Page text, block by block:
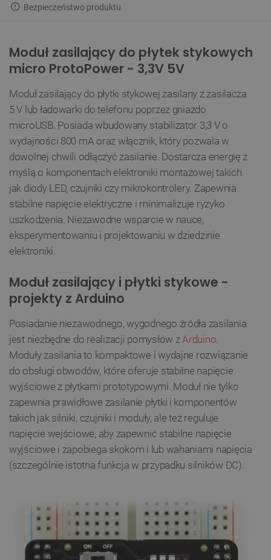
Bezpieczeństwo produktu
Moduł zasilający do płytek stykowych
micro ProtoPower - 3,3V 5V
Moduł zasilający do płytki stykowej zasilany z zasilacza
5 V lub ładowarki do telefonu poprzez gniazdo
microUSB. Posiada wbudowany stabilizator 3,3 V o
wydajności 800 mA oraz włącznik, który pozwala w
dowolnej chwili odłączyć zasilanie. Dostarcza energię z
myślą o komponentach elektroniki montażowej takich
jak diody LED, czujniki czy mikrokontrolery. Zapewnia
stabilne napięcie elektryczne i minimalizuje ryzyko
uszkodzenia. Niezawodne wsparcie w nauce,
eksperymentowaniu i projektowaniu w dziedzinie
elektroniki.
Moduł zasilający i płytki stykowe -
projekty z Arduino
Posiadanie niezawodnego, wygodnego źródła zasilania
jest niezbędne do realizacji pomysłów zArduino.
Moduły zasilania to kompaktowe i wydajne rozwiązanie
do obsługi obwodów, które oferuje stabilne napięcie
wyjściowe z płytkami prototypowymi. Moduł nie tylko
zapewnia prawidłowe zasilanie płytki i komponentów
takich jak silniki, czujniki i moduły, ale też reguluje
napięcie wejściowe, aby zapewnić stabilne napięcie
wyjściowe i zapobiega skokom i lub wahaniami napięcia
(szczególnie istotna funkcja w przypadku silników DC).